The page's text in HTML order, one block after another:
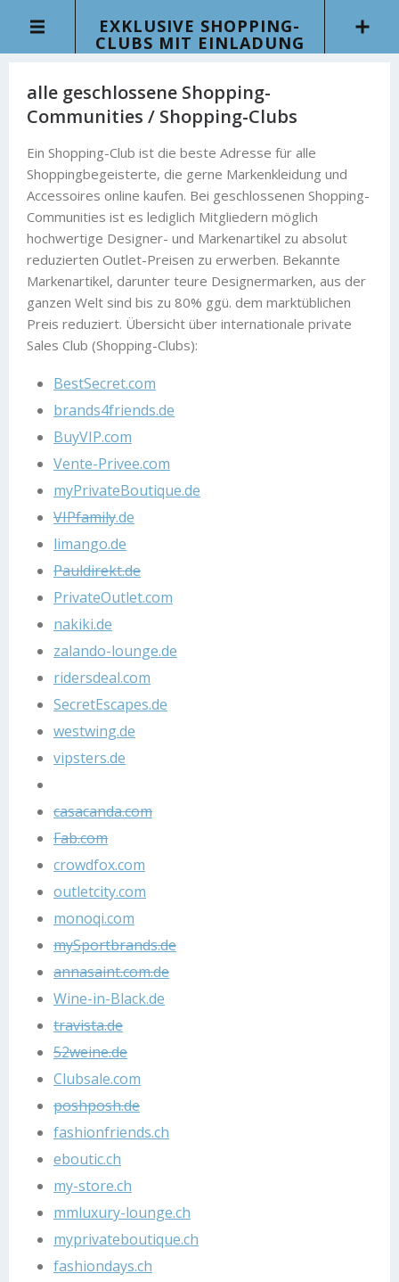
EXKLUSIVE SHOPPING-
CLUBS MIT EINLADUNG
alle geschlossene Shopping-
Communities / Shopping-Clubs
Ein Shopping-Club ist die beste Adresse für alle
Shoppingbegeisterte, die gerne Markenkleidung und
Accessoires online kaufen. Bei geschlossenen Shopping-
Communities ist es lediglich Mitgliedern möglich
hochwertige Designer- und Markenartikel zu absolut
reduzierten Outlet-Preisen zu erwerben. Bekannte
Markenartikel, darunter teure Designermarken, aus der
ganzen Welt sind bis zu 80% ggü. dem marktüblichen
Preis reduziert. Übersicht über internationale private
Sales Club (Shopping-Clubs):
BestSecret.com
brands4friends.de
BuyVIP.com
Vente-Privee.com
myPrivateBoutique.de
VIPfamily.de
limango.de
Pauldirekt.de
PrivateOutlet.com
nakiki.de
zalando-lounge.de
ridersdeal.com
SecretEscapes.de
westwing.de
vipsters.de
casacanda.com
Fab.com
crowdfox.com
outletcity.com
monoqi.com
mySportbrands.de
annasaint.com.de
Wine-in-Black.de
travista.de
52weine.de
Clubsale.com
poshposh.de
fashionfriends.ch
eboutic.ch
my-store.ch
mmluxury-lounge.ch
myprivateboutique.ch
fashiondays.ch